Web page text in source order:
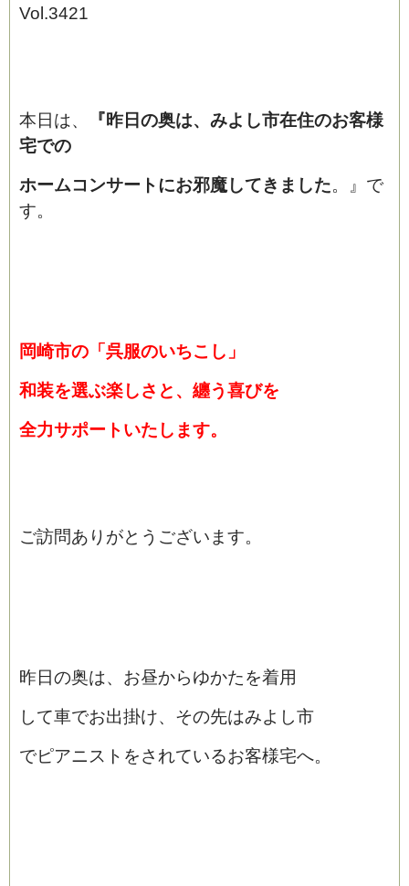
Vol.3421
本日は、
『昨日の奥は、みよし市在住のお客様
宅での
ホームコンサートにお邪魔してきました。』で
す。
岡崎市の「呉服のいちこし」
和装を選ぶ楽しさと、纏う喜びを
全力サポートいたします。
ご訪問ありがとうございます。
昨日の奥は、お昼からゆかたを着用
して車でお出掛け、その先はみよし市
でピアニストをされているお客様宅へ。